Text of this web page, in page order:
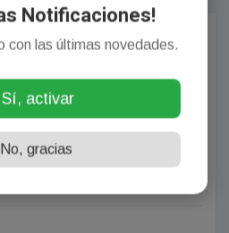
en comentar este artículo.
Notificaciones!
con las últimas novedades.
Sí, activar
No, gracias